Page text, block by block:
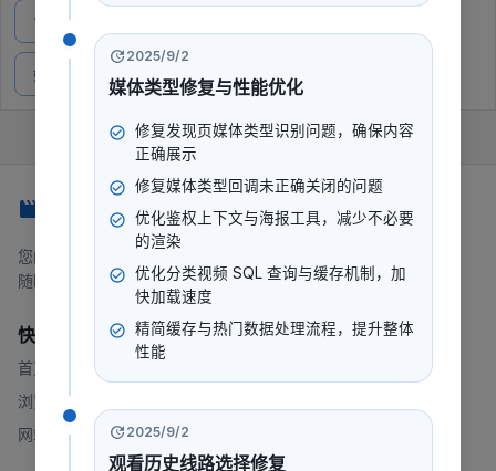
“移”生漫漫
妈妈是超人 “智”愈之路
您的一站式流媒体平台，提供电影、电视剧、动漫等内容。
随时随地，想看就看。
快速链接
首页
浏览
网站地图
2025/9/2
媒体类型修复与性能优化
修复发现页媒体类型识别问题，确保内容
正确展示
修复媒体类型回调未正确关闭的问题
优化鉴权上下文与海报工具，减少不必要
的渲染
优化分类视频 SQL 查询与缓存机制，加
快加载速度
精简缓存与热门数据处理流程，提升整体
性能
2025/9/2
观看历史线路选择修复